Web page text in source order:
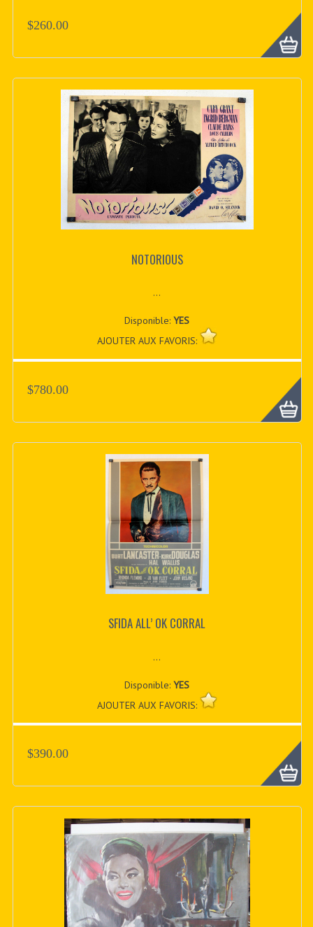
$260.00
NOTORIOUS
...
Disponible:YES
AJOUTER AUX FAVORIS:
$780.00
SFIDA ALL’ OK CORRAL
...
Disponible:YES
AJOUTER AUX FAVORIS:
$390.00